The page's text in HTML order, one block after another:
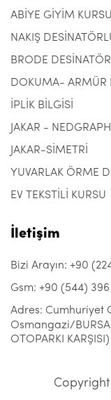
ABİYE GİYİM KURSU
NAKIŞ
BRODE
DOKUMA- ARMÜR
İPLİK BİLGİSİ
JAKAR -
JAKAR-SİMETRİ
YUVARLAK ÖRME
EV TEKSTİLİ KURSU
İletişim
Bizi Arayın: +90
Gsm: +90 (544)
Adres: Cumhuriyet
Osmangazi/BURSA
OTOPARKI KARŞISI)
Copyright